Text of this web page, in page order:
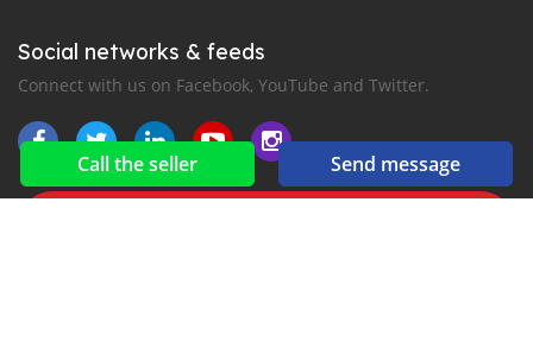
Call the seller Send message
Social networks & feeds
Connect with us on Facebook, YouTube and Twitter.